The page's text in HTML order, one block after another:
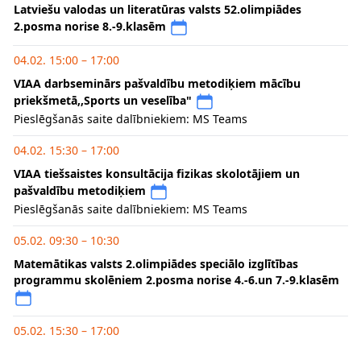
Latviešu valodas un literatūras valsts 52.olimpiādes
2.posma norise 8.-9.klasēm
04.02. 15:00 – 17:00
VIAA darbseminārs pašvaldību metodiķiem mācību
priekšmetā,,Sports un veselība"
Pieslēgšanās saite dalībniekiem: MS Teams
04.02. 15:30 – 17:00
VIAA tiešsaistes konsultācija fizikas skolotājiem un
pašvaldību metodiķiem
Pieslēgšanās saite dalībniekiem: MS Teams
05.02. 09:30 – 10:30
Matemātikas valsts 2.olimpiādes speciālo izglītības
programmu skolēniem 2.posma norise 4.-6.un 7.-9.klasēm
05.02. 15:30 – 17:00